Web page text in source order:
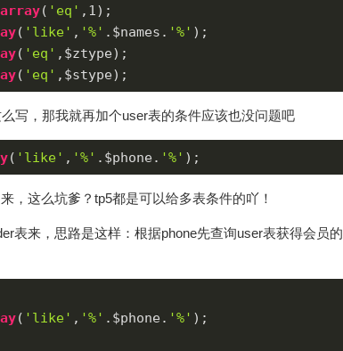
array( 'eq' , 1 );
( 'like' , '%' .$names. '%' );
( 'eq' ,$ztype);
( 'eq' ,$stype);
写，那我就再加个user表的条件应该也没问题吧
( 'like' , '%' .$phone. '%' );
，这么坑爹？tp5都是可以给多表条件的吖！
表来，思路是这样：根据phone先查询user表获得会员
( 'like' , '%' .$phone. '%' );